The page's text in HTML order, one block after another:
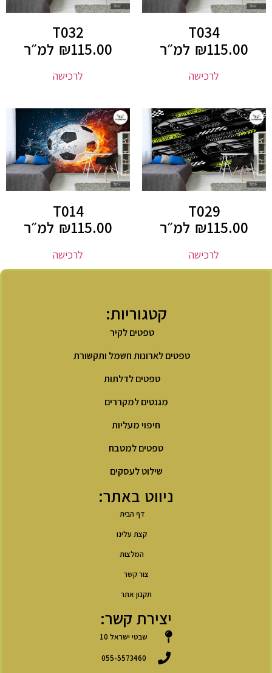
T034
₪115.00 למ״ר
לרכישה
T032
₪115.00 למ״ר
לרכישה
T029
₪115.00 למ״ר
לרכישה
T014
₪115.00 למ״ר
לרכישה
קטגוריות:
טפטים לקיר
טפטים לארונות חשמל ותקשורת
טפטים לדלתות
מגנטים למקררים
חיפוי מעליות
טפטים למטבח
שילוט לעסקים
ניווט באתר:
דף הבית
קצת עלינו
המלצות
צור קשר
תקנון אתר
יצירת קשר:
שבטי ישראל 10
055-5573460